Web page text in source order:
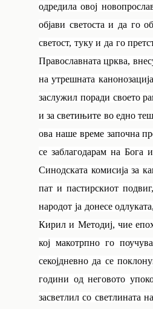
одредила овој
објави светоста и да го
светост, туку и да го
Православната црква,
на утрешната
заслужил поради своето
и за светињите во едно
ова наше време започна
се заблагодарам на Бога
Синодската комисија за
пат и пастирскиот
народот ја донесе
Кирил и Методиј, чие
кој макотрпно го
секојдневно да се
години од неговото
засветлил со светлината